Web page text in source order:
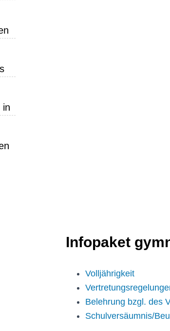
in
Infopaket
Volljährigkeit
Belehrung bzgl. des
Schulversäumnis/